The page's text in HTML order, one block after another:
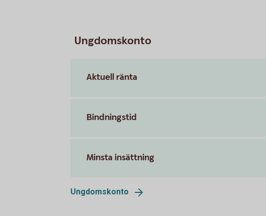
Ungdomskonto
Aktuell ränta
Bindningstid
Minsta insättning
Ungdomskonto